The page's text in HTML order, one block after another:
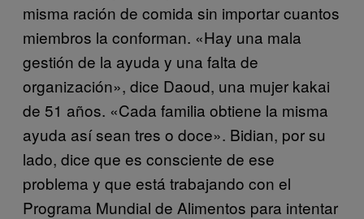
misma ración de comida sin importar cuantos
miembros la conforman. «Hay una mala
gestión de la ayuda y una falta de
organización», dice Daoud, una mujer kakai
de 51 años. «Cada familia obtiene la misma
ayuda así sean tres o doce». Bidian, por su
lado, dice que es consciente de ese
problema y que está trabajando con el
Programa Mundial de Alimentos para intentar